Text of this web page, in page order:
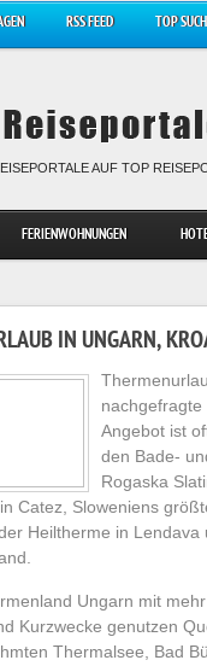
RSS FEED TOP
AUF TOP
FERIENWOHNUNGEN
IN UNGARN,
Angebot ist
den Bade-
Rogaska
Catez, Sloweniens
Heiltherme in
Ungarn mit
Kurzwecke genutzen
Thermalsee, Bad